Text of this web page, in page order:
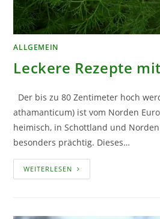
ALLGEMEIN
Leckere Rezepte
Der bis zu 80 Zentimeter hoch
athamanticum) ist vom Norden
heimisch, in Schottland und
besonders prächtig. Dieses…
WEITERLESEN LECKERE
REZEPTE